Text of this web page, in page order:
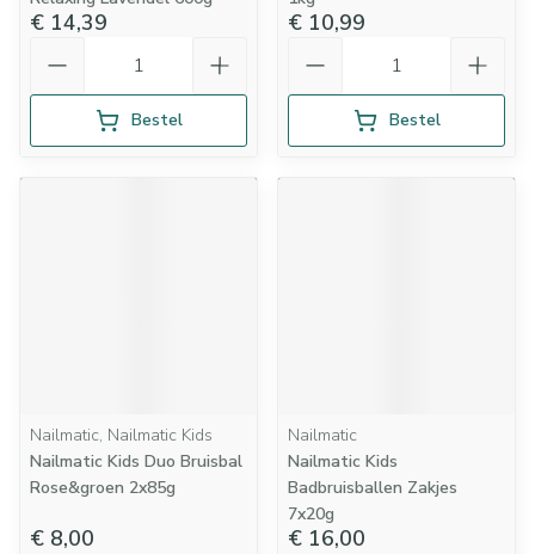
€ 14,39
Bestel
€ 10,99
Bestel
Nailmatic, Nailmatic Kids
Nailmatic Kids Duo Bruisbal
Rose&groen 2x85g
€ 8,00
Nailmatic
Nailmatic Kids
Badbruisballen Zakjes
7x20g
€ 16,00